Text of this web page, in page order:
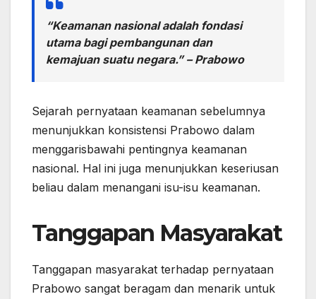
“Keamanan nasional adalah fondasi
utama bagi pembangunan dan
kemajuan suatu negara.” – Prabowo
Sejarah pernyataan keamanan sebelumnya
menunjukkan konsistensi Prabowo dalam
menggarisbawahi pentingnya keamanan
nasional. Hal ini juga menunjukkan keseriusan
beliau dalam menangani isu-isu keamanan.
Tanggapan Masyarakat
Tanggapan masyarakat terhadap pernyataan
Prabowo sangat beragam dan menarik untuk